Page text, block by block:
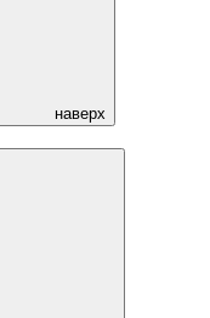
наверх